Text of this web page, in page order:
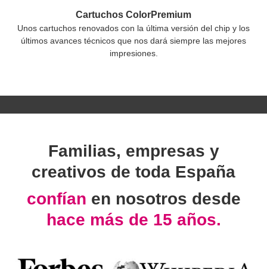
Cartuchos ColorPremium
Unos cartuchos renovados con la última versión del chip y los
últimos avances técnicos que nos dará siempre las mejores
impresiones.
Familias, empresas y
creativos de toda España
confían en nosotros desde
hace más de 15 años.